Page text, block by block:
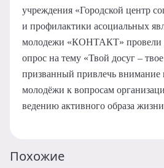
учреждения «Городской центр
и профилактики асоциальных
молодежи «КОНТАКТ» провели
опрос на тему «Твой досуг –
призванный привлечь внимание
молодёжи к вопросам
ведению активного образа
Похожие